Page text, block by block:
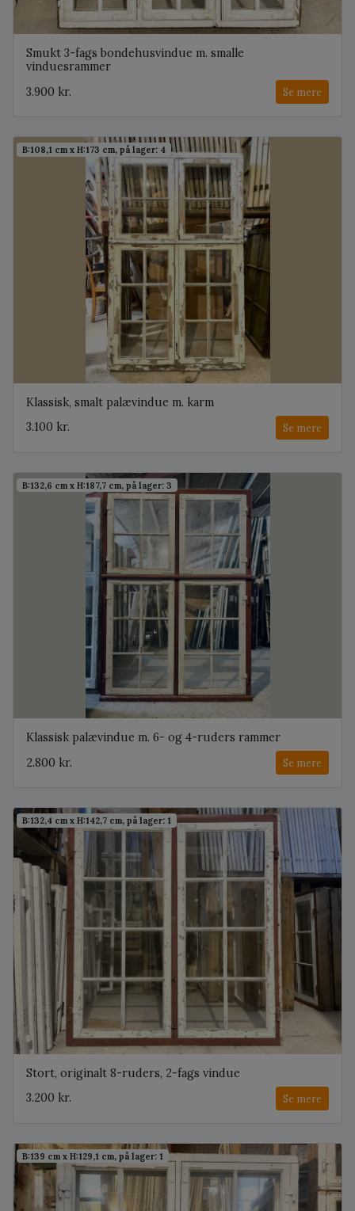
Smukt 3-fags bondehusvindue m. smalle
vinduesrammer
3.900 kr.
Se mere
B:108,1 cm x H:173 cm, på lager: 4
Klassisk, smalt palævindue m. karm
3.100 kr.
Se mere
B:132,6 cm x H:187,7 cm, på lager: 3
Klassisk palævindue m. 6- og 4-ruders rammer
2.800 kr.
Se mere
B:132,4 cm x H:142,7 cm, på lager: 1
Stort, originalt 8-ruders, 2-fags vindue
3.200 kr.
Se mere
B:139 cm x H:129,1 cm, på lager: 1